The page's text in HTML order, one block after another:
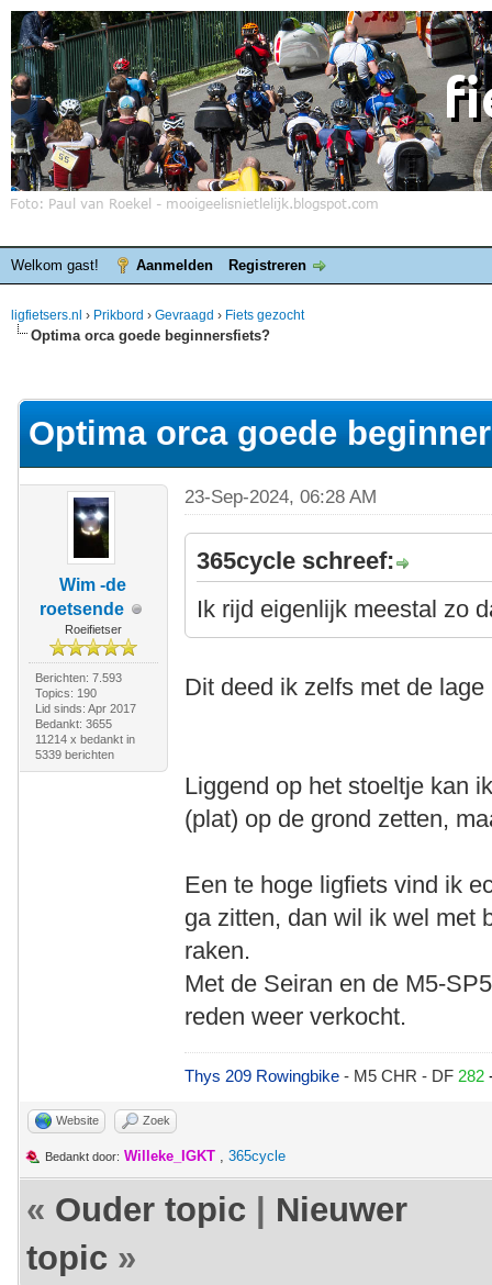
Welkom gast! Aanmelden Registreren
ligfietsers.nl › Prikbord › Gevraagd › Fiets gezocht
Optima orca goede beginnersfiets?
Optima orca goede
Wim -de
roetsende
Roeifietser
Berichten: 7.593
Topics: 190
Lid sinds: Apr 2017
Bedankt: 3655
11214 x bedankt in
5339 berichten
23-Sep-2024, 06:28 AM
365cycle schreef:
Ik rijd eigenlijk meestal zo
Dit deed ik zelfs met de
Liggend op het stoeltje kan
(plat) op de grond zetten,
Een te hoge ligfiets vind ik
ga zitten, dan wil ik wel met
raken.
Met de Seiran en de M5-
reden weer verkocht.
Thys 209 Rowingbike- M5 CHR - DF 282
Website Zoek
Bedankt door: Willeke_IGKT , 365cycle
« Ouder topic
Nieuwer
topic »